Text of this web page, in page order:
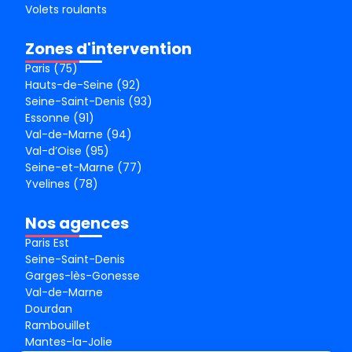
Volets roulants
Zones d'intervention
Paris (75)
Hauts-de-Seine (92)
Seine-Saint-Denis (93)
Essonne (91)
Val-de-Marne (94)
Val-d’Oise (95)
Seine-et-Marne (77)
Yvelines (78)
Nos agences
Paris Est
Seine-Saint-Denis
Garges-lès-Gonesse
Val-de-Marne
Dourdan
Rambouillet
Mantes-la-Jolie